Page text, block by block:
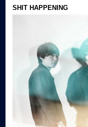
SHIT HAPPENING